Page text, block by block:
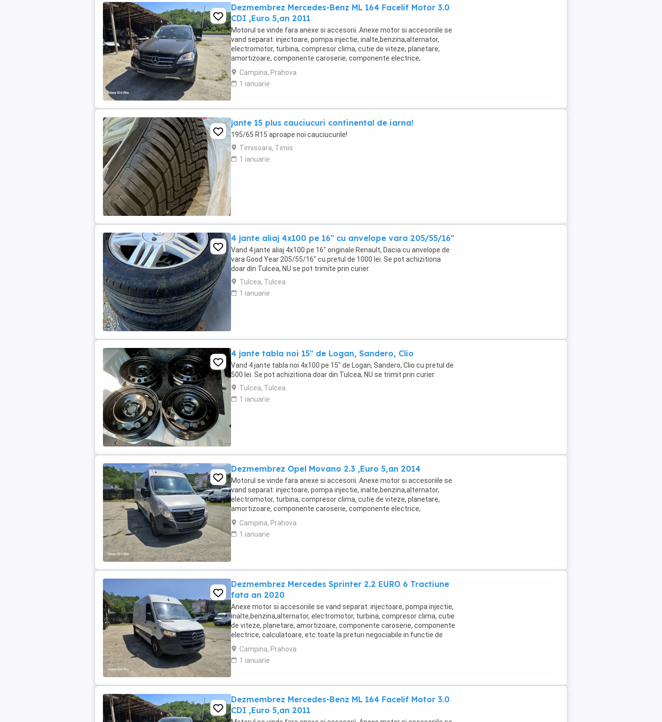
Dezmembrez Mercedes-Benz ML 164 Facelif Motor 3.0
CDI ,Euro 5,an 2011
Motorul se vinde fara anexe si accesorii. Anexe motor si accesoriile se
vand separat: injectoare, pompa injectie, inalte,benzina,alternator,
electromotor, turbina, compresor clima, cutie de viteze, planetare,
amortizoare, componente caroserie, componente electrice,
calculatoare, etc.toate la preturi ...
Campina, Prahova
1 ianuarie
jante 15 plus cauciucuri continental de iarna!
195/65 R15 aproape noi cauciucurile!
Timisoara, Timis
1 ianuarie
4 jante aliaj 4x100 pe 16" cu anvelope vara 205/55/16"
Vand 4 jante aliaj 4x100 pe 16" originale Renault, Dacia cu anvelope de
vara Good Year 205/55/16" cu pretul de 1000 lei. Se pot achizitiona
doar din Tulcea, NU se pot trimite prin curier.
Tulcea, Tulcea
1 ianuarie
4 jante tabla noi 15" de Logan, Sandero, Clio
Vand 4 jante tabla noi 4x100 pe 15" de Logan, Sandero, Clio cu pretul de
500 lei. Se pot achizitiona doar din Tulcea, NU se trimit prin curier.
Tulcea, Tulcea
1 ianuarie
Dezmembrez Opel Movano 2.3 ,Euro 5,an 2014
Motorul se vinde fara anexe si accesorii. Anexe motor si accesoriile se
vand separat: injectoare, pompa injectie, inalte,benzina,alternator,
electromotor, turbina, compresor clima, cutie de viteze, planetare,
amortizoare, componente caroserie, componente electrice,
calculatoare, etc.toate la preturi ...
Campina, Prahova
1 ianuarie
Dezmembrez Mercedes Sprinter 2.2 EURO 6 Tractiune
fata an 2020
Anexe motor si accesoriile se vand separat: injectoare, pompa injectie,
inalte,benzina,alternator, electromotor, turbina, compresor clima, cutie
de viteze, planetare, amortizoare, componente caroserie, componente
electrice, calculatoare, etc.toate la preturi negociabile in functie de
piese, cu factura ...
Campina, Prahova
1 ianuarie
Dezmembrez Mercedes-Benz ML 164 Facelif Motor 3.0
CDI ,Euro 5,an 2011